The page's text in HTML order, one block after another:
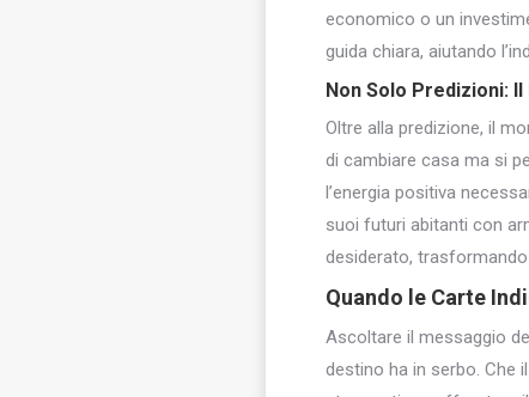
economico o un
guida chiara, aiutando
Non Solo Predizioni:
Oltre alla predizione, il
di cambiare casa ma si
l’energia positiva
suoi futuri abitanti con
desiderato,
Quando le Carte
Ascoltare il messaggio
destino ha in serbo. Che